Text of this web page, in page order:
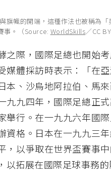
旗幟的開端，這種作法也被稱為
事。（Source: WorldSkills／CC
之際，國際足總也開始
體採訪時表示：「在
本、沙烏地阿拉伯、馬
九九四年，國際足總正
舉行。在一九九六年國
資格。日本在一九九三
，以爭取在世界盃賽事
以拓展在國際足球事務的